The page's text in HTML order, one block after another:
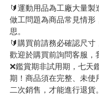
🔰運動用品為工廠大量
做工問題為商品常見情
思。
🔰購買前請務必確認尺寸
歡迎於購買前詢問客服，
❌鑑賞期非試用期，七天
期！商品須在完整、未
二次銷售，才能進行退貨。